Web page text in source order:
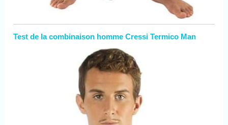
Test de la combinaison homme Cressi Termico Man